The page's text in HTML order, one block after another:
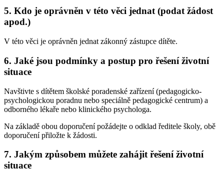
5. Kdo je oprávněn v této věci jednat (podat žádost
apod.)
V této věci je oprávněn jednat zákonný zástupce dítěte.
6. Jaké jsou podmínky a postup pro řešení životní
situace
Navštivte s dítětem školské poradenské zařízení (pedagogicko-
psychologickou poradnu nebo speciálně pedagogické centrum) a
odborného lékaře nebo klinického psychologa.
Na základě obou doporučení požádejte o odklad ředitele školy, obě
doporučení přiložte k žádosti.
7. Jakým způsobem můžete zahájit řešení životní
situace